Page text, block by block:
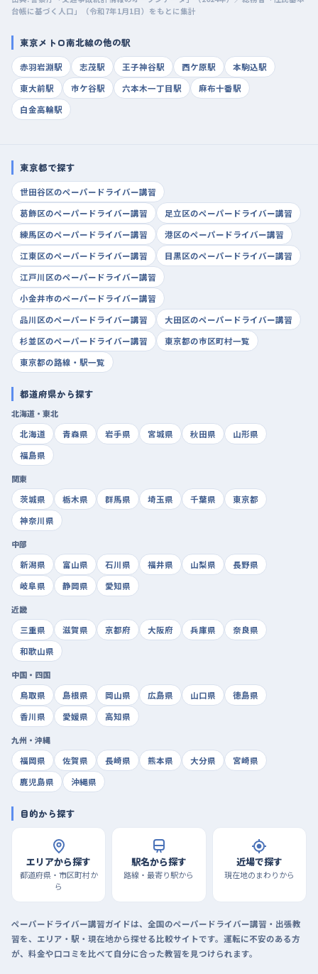
台帳に基づく人口」（令和7年1月1日）をもとに集計
東京メトロ南北線の他の駅
赤羽岩淵駅 志茂駅 王子神谷駅 西ケ原駅
本駒込駅
東大前駅
市ケ谷駅 六本木一丁目駅
麻布十番駅
白金高輪駅
東京都で探す
世田谷区のペーパードライバー講習
葛飾区のペーパードライバー講習
足立区のペーパードライバー講習
練馬区のペーパードライバー講習
港区のペーパードライバー講習
江東区のペーパードライバー講習
目黒区のペーパードライバー講習
江戸川区のペーパードライバー講習
小金井市のペーパードライバー講習
品川区のペーパードライバー講習
大田区のペーパードライバー講習
杉並区のペーパードライバー講習
東京都の市区町村一覧
東京都の路線・駅一覧
都道府県から探す
北海道・東北
北海道
青森県 岩手県 宮城県 秋田県
山形県
福島県
関東
茨城県
栃木県 群馬県 埼玉県 千葉県
東京都
神奈川県
中部
新潟県
富山県 石川県 福井県 山梨県
長野県
岐阜県
静岡県 愛知県
近畿
三重県
滋賀県 京都府 大阪府 兵庫県
奈良県
和歌山県
中国・四国
鳥取県
島根県 岡山県 広島県 山口県
徳島県
香川県
愛媛県 高知県
九州・沖縄
福岡県
佐賀県 長崎県 熊本県 大分県
宮崎県
鹿児島県
沖縄県
目的から探す
エリアから探す
都道府県・市区町村か
ら
駅名から探す
路線・最寄り駅から
近場で探す
現在地のまわりから
ペーパードライバー講習ガイドは、全国のペーパードライバー講習・出張教
習を、エリア・駅・現在地から探せる比較サイトです。運転に不安のある方
が、料金や口コミを比べて自分に合った教習を見つけられます。